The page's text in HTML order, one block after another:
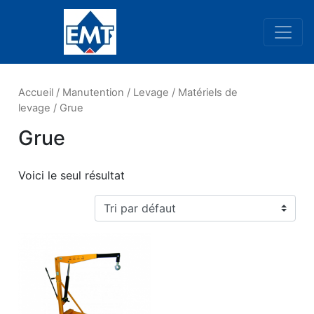
Navigation principale
Accueil / Manutention / Levage / Matériels de
levage / Grue
Grue
Voici le seul résultat